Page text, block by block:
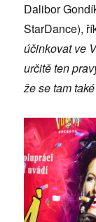
Dalibor
StarDance),
účinkovat ve
určitě ten
že se tam